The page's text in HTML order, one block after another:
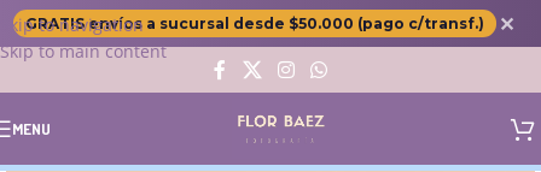
Skip to navigation
Skip to main content
GRATIS envíos a sucursal desde $50.000 (pago c/transf.) ✕
MENU